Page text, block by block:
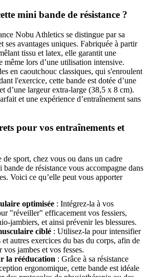
mini bande de résistance ?
Nobu Athletics se distingue par sa
ses avantages uniques. Fabriquée à partir
tissu et latex, elle garantit une
même lors d’une utilisation intensive.
en caoutchouc classiques, qui s'enroulent
l'exercice, cette bande est dotée d’une
d’une largeur extra-large (38,5 x 8 cm).
et une expérience d’entraînement sans
pour vos entraînements et
de sport, chez vous ou dans un cadre
de résistance vous accompagne dans
Voici ce qu’elle peut vous apporter
optimisée : Intégrez-la à vos
"réveiller" efficacement vos fessiers,
jambiers, et ainsi prévenir les blessures.
ciblé : Utilisez-la pour intensifier
et autres exercices du bas du corps, afin de
jambes et vos fesses.
la rééducation : Grâce à sa résistance
ergonomique, cette bande est idéale